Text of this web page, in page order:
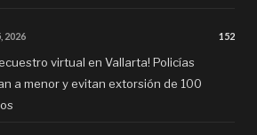
2026 152
virtual en Vallarta! Policías
a menor y evitan extorsión de 100